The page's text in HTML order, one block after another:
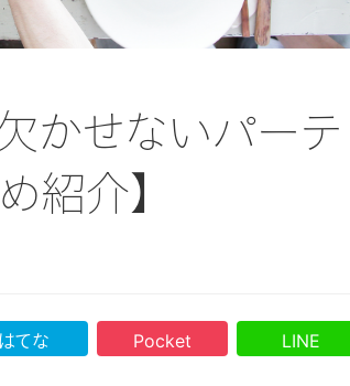
かせないパーテ
紹介】
はてな Pocket LINE
品とともに27社紹介！